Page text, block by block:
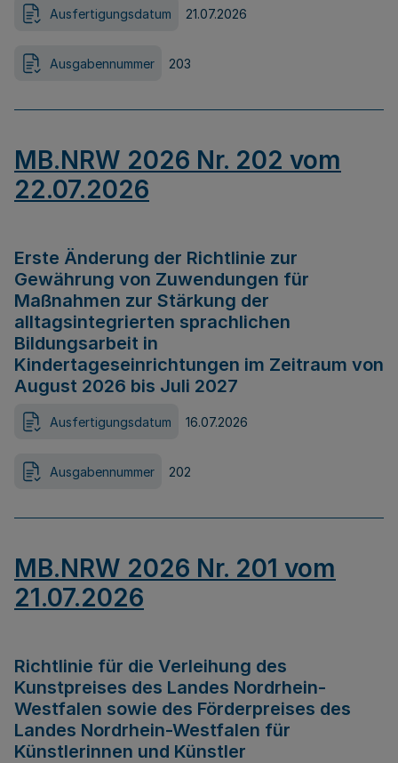
Ausfertigungsdatum 21.07.2026
Ausgabennummer 203
MB.NRW 2026 Nr. 202 vom
22.07.2026
Erste Änderung der Richtlinie zur
Gewährung von Zuwendungen für
Maßnahmen zur Stärkung der
alltagsintegrierten sprachlichen
Bildungsarbeit in
Kindertageseinrichtungen im Zeitraum von
August 2026 bis Juli 2027
Ausfertigungsdatum 16.07.2026
Ausgabennummer 202
MB.NRW 2026 Nr. 201 vom
21.07.2026
Richtlinie für die Verleihung des
Kunstpreises des Landes Nordrhein-
Westfalen sowie des Förderpreises des
Landes Nordrhein-Westfalen für
Künstlerinnen und Künstler